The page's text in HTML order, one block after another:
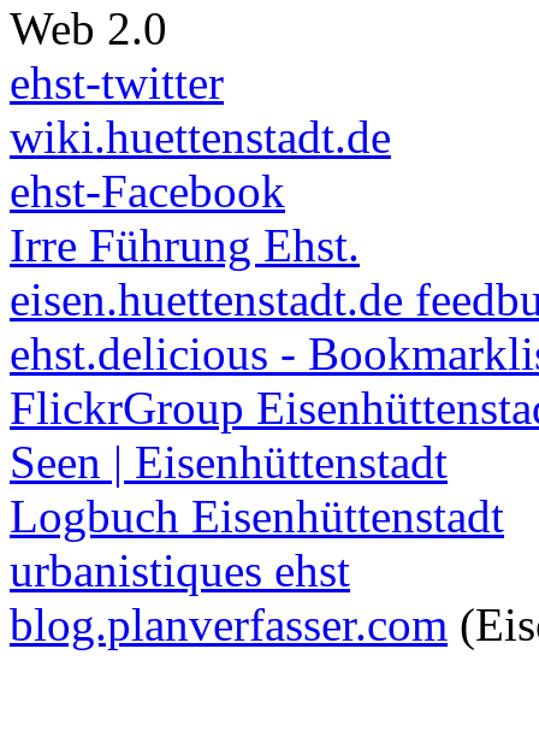
Web 2.0
ehst-twitter
wiki.huettenstadt.de
ehst-Facebook
Irre Führung Ehst.
eisen.huettenstadt.de
ehst.delicious -
FlickrGroup
Seen | Eisenhüttenstadt
Logbuch Eisenhüttenstadt
urbanistiques ehst
blog.planverfasser.com